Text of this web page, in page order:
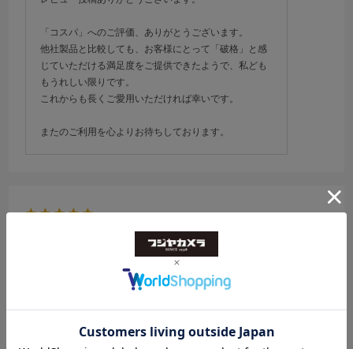
「コスパ」へのご評価、ありがとうございます。
他社製品と比較しても、お客様にとって「破格」と感
じていただける満足度をご提供できたようで、私ども
もうれしい限りです。
これからも長くご愛用いただければ幸いです。
またのご利用を心よりお待ちしております。
2026.2.2